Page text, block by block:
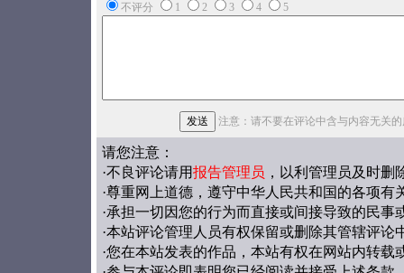
不评分 1 2 3 4 5
注意：请不要在评论中含与内容无关
请您注意：
·不良评论请用报告管理员 ，以利管理员及时删
·尊重网上道德，遵守中华人民共和国的各项有
·承担一切因您的行为而直接或间接导致的民事
·本站评论管理人员有权保留或删除其管辖评论
·您在本站发表的作品，本站有权在网站内转载